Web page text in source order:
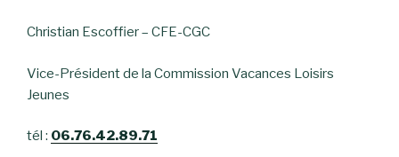
Christian Escoffier – CFE-CGC
Vice-Président de la Commission Vacances Loisirs
Jeunes
tél : 06.76.42.89.71